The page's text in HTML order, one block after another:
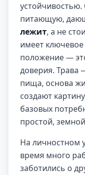
питающую,
лежит, а не
имеет
положение —
доверия. Трава
пища, основа
создают
базовых
простой,
На личностном
время много
заботились о